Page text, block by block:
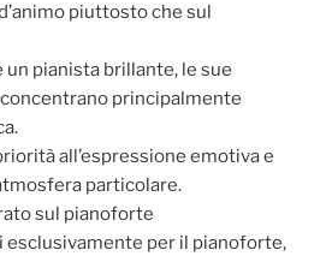
piuttosto che sul
un pianista brillante, le sue
principalmente
all’espressione emotiva e
particolare.
sul pianoforte
esclusivamente per il pianoforte,